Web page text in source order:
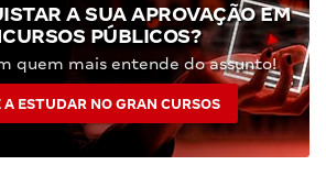
A SUA APROVAÇÃO EM
PÚBLICOS?
quem mais entende do assunto!
A ESTUDAR NO GRAN CURSOS